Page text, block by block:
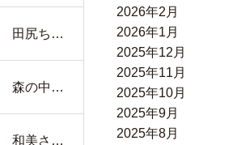
室内の穏
やかさと
け合う一
背中──
マチコさ
んが描く
田尻ちゃ
森の中の
和美さん
2026年2月
2026年1月
2025年12月
2025年11月
2025年10月
2025年9月
2025年8月